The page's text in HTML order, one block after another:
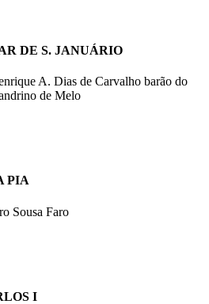
DE S. JANUÁRIO
A. Dias de Carvalho barão do
de Melo
PIA
Sousa Faro
I